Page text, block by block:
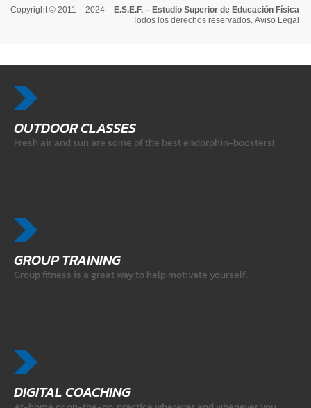
Copyright © 2011 – 2024 – E.S.E.F. – Estudio Superior de Educación Física
Todos los derechos reservados. Aviso Legal
OUTDOOR CLASSES
Fresh air and sun are some of the best endorphin-boosters!
GROUP TRAINING
Group fitness is a great way to help motivate yourself.
DIGITAL COACHING